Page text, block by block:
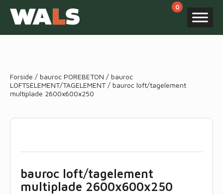
Forside / bauroc POREBETON / bauroc
LOFTSELEMENT/TAGELEMENT/ bauroc loft/tagelement
multiplade 2600x600x250
bauroc loft/tagelement
multiplade 2600x600x250